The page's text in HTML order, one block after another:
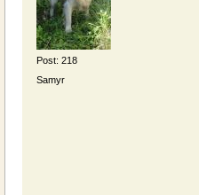
Post: 218
Samyr